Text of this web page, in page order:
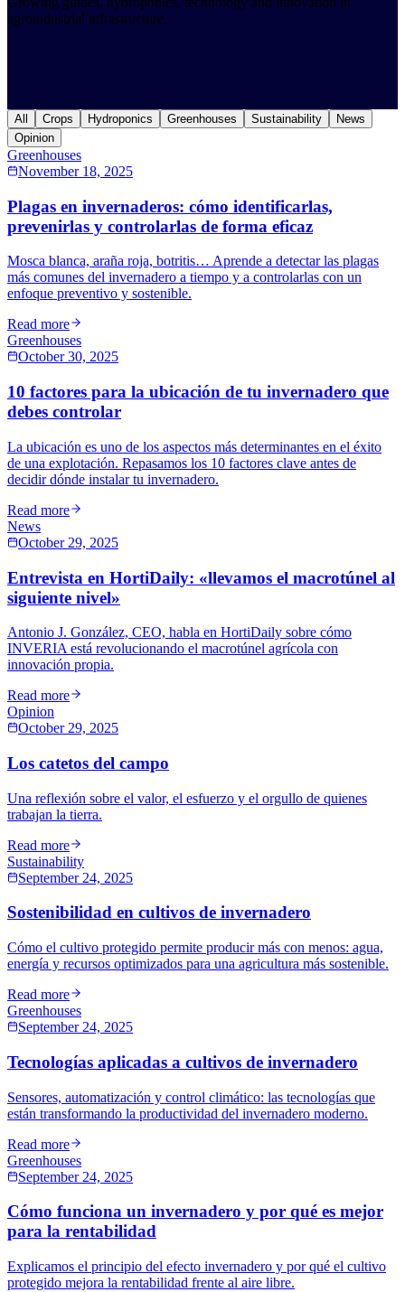
agroindustrial infrastructure.
All Crops Hydroponics Greenhouses Sustainability
News
Opinion
Greenhouses
November 18, 2025
Plagas en invernaderos: cómo identificarlas,
prevenirlas y controlarlas de forma eficaz
Mosca blanca, araña roja, botritis… Aprende a detectar las plagas
más comunes del invernadero a tiempo y a controlarlas con un
enfoque preventivo y sostenible.
Read more
Greenhouses
October 30, 2025
10 factores para la ubicación de tu invernadero que
debes controlar
La ubicación es uno de los aspectos más determinantes en el éxito
de una explotación. Repasamos los 10 factores clave antes de
decidir dónde instalar tu invernadero.
Read more
News
October 29, 2025
Entrevista en HortiDaily: «llevamos el macrotúnel al
siguiente nivel»
Antonio J. González, CEO, habla en HortiDaily sobre cómo
INVERIA está revolucionando el macrotúnel agrícola con
innovación propia.
Read more
Opinion
October 29, 2025
Los catetos del campo
Una reflexión sobre el valor, el esfuerzo y el orgullo de quienes
trabajan la tierra.
Read more
Sustainability
September 24, 2025
Sostenibilidad en cultivos de invernadero
Cómo el cultivo protegido permite producir más con menos: agua,
energía y recursos optimizados para una agricultura más sostenible.
Read more
Greenhouses
September 24, 2025
Tecnologías aplicadas a cultivos de invernadero
Sensores, automatización y control climático: las tecnologías que
están transformando la productividad del invernadero moderno.
Read more
Greenhouses
September 24, 2025
Cómo funciona un invernadero y por qué es mejor
para la rentabilidad
Explicamos el principio del efecto invernadero y por qué el cultivo
protegido mejora la rentabilidad frente al aire libre.